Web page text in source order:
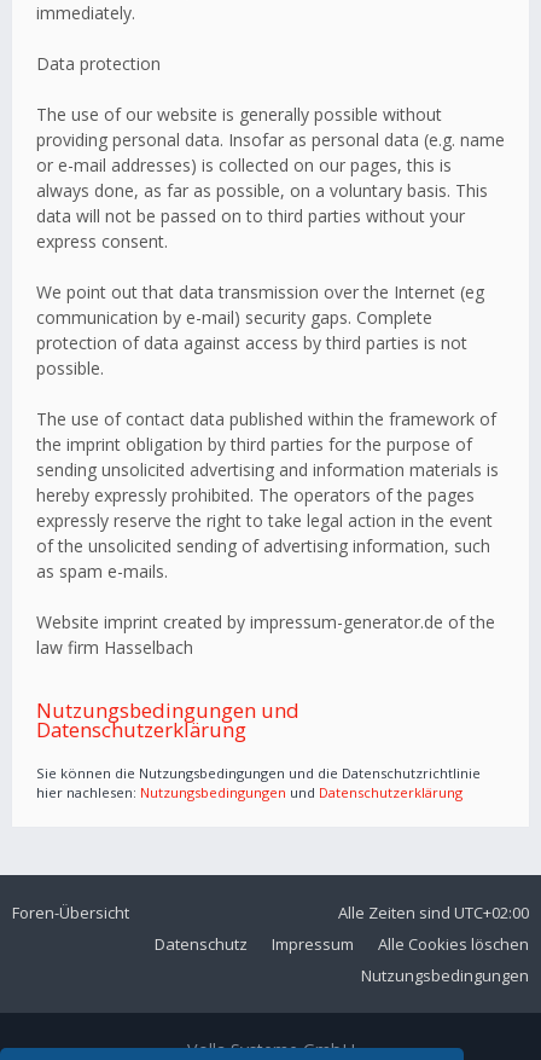
immediately.
Data protection
The use of our website is generally possible without
providing personal data. Insofar as personal data (e.g. name
or e-mail addresses) is collected on our pages, this is
always done, as far as possible, on a voluntary basis. This
data will not be passed on to third parties without your
express consent.
We point out that data transmission over the Internet (eg
communication by e-mail) security gaps. Complete
protection of data against access by third parties is not
possible.
The use of contact data published within the framework of
the imprint obligation by third parties for the purpose of
sending unsolicited advertising and information materials is
hereby expressly prohibited. The operators of the pages
expressly reserve the right to take legal action in the event
of the unsolicited sending of advertising information, such
as spam e-mails.
Website imprint created by impressum-generator.de of the
law firm Hasselbach
Nutzungsbedingungen und
Datenschutzerklärung
Sie können die Nutzungsbedingungen und die Datenschutzrichtlinie
hier nachlesen: Nutzungsbedingungen und Datenschutzerklärung
Foren-Übersicht Alle Zeiten sind UTC+02:00
Alle Cookies löschen
Impressum
Datenschutz
Nutzungsbedingungen
Volla Systeme GmbH